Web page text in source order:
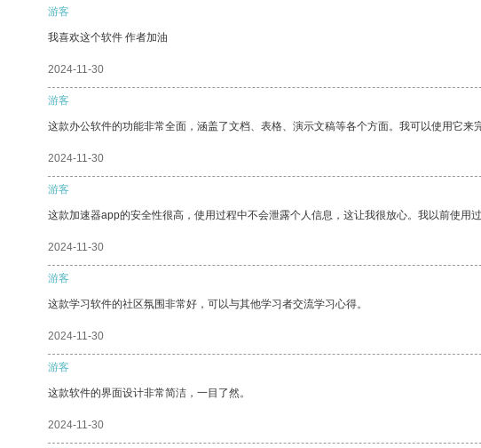
游客
我喜欢这个软件 作者加油
2024-11-30
游客
这款办公软件的功能非常全面，涵盖了文档、表格、演示文稿等各个方面。我可以使用它来
2024-11-30
游客
这款加速器app的安全性很高，使用过程中不会泄露个人信息，这让我很放心。我以前使用
2024-11-30
游客
这款学习软件的社区氛围非常好，可以与其他学习者交流学习心得。
2024-11-30
游客
这款软件的界面设计非常简洁，一目了然。
2024-11-30